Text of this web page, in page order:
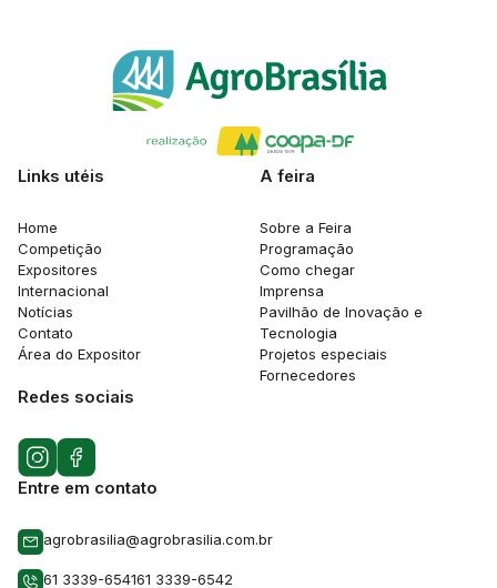
Links utéis
Home
Competição
Expositores
Internacional
Notícias
Contato
Área do Expositor
A feira
Sobre a Feira
Programação
Como chegar
Imprensa
Pavilhão de Inovação e
Tecnologia
Projetos especiais
Fornecedores
Redes sociais
Entre em contato
agrobrasilia@agrobrasilia.com.br
61 3339-654161 3339-6542